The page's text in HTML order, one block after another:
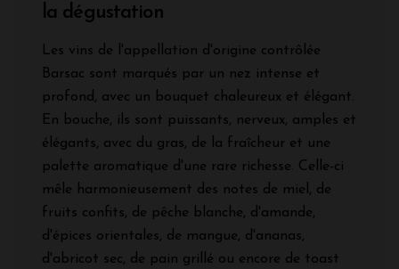
la dégustation
Les vins de l'appellation d'origine contrôlée
Barsac sont marqués par un nez intense et
profond, avec un bouquet chaleureux et élégant.
En bouche, ils sont puissants, nerveux, amples et
élégants, avec du gras, de la fraîcheur et une
palette aromatique d'une rare richesse. Celle-ci
mêle harmonieusement des notes de miel, de
fruits confits, de pêche blanche, d'amande,
d'épices orientales, de mangue, d'ananas,
d'abricot sec, de pain grillé ou encore de toast